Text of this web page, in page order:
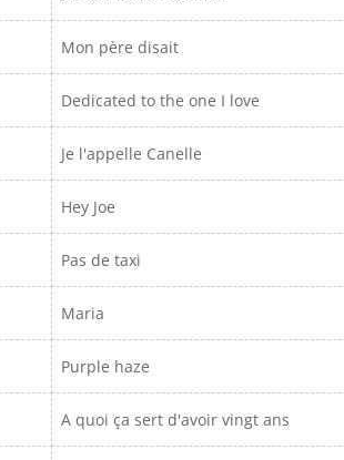
Mon père disait
Dedicated to the one I love
Je l'appelle Canelle
Hey Joe
Pas de taxi
Maria
Purple haze
A quoi ça sert d'avoir vingt ans